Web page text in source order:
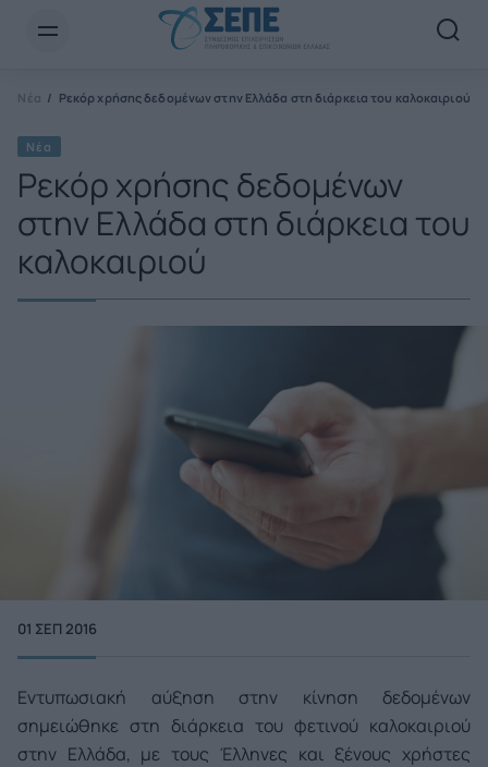
Νέα Ρεκόρ χρήσης δεδομένων στην Ελλάδα στη διάρκεια του καλοκαιριού
Νέα
Ρεκόρ χρήσης δεδομένων
στην Ελλάδα στη διάρκεια του
καλοκαιριού
01 ΣΕΠ 2016
Εντυπωσιακή αύξηση στην κίνηση δεδομένων
σημειώθηκε στη διάρκεια του φετινού καλοκαιριού
στην Ελλάδα, με τους Έλληνες και ξένους χρήστες
Newsletter Email*